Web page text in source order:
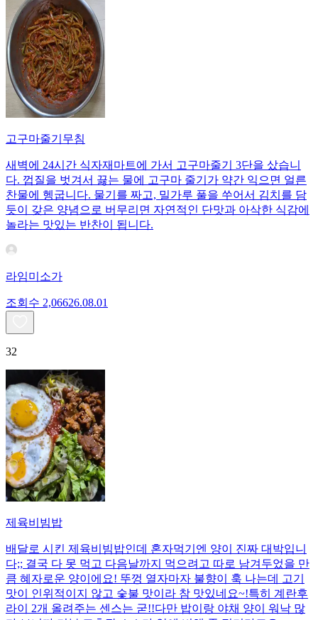
고구마줄기무침
새벽에 24시간 식자재마트에 가서 고구마줄기 3단을 샀습니
다. 껍질을 벗겨서 끓는 물에 고구마 줄기가 약간 익으면 얼른
찬물에 헹굽니다. 물기를 짜고, 밀가루 풀을 쑤어서 김치를 담
듯이 갖은 양념으로 버무리면 자연적인 단맛과 아삭한 식감에
놀라는 맛있는 반찬이 됩니다.
라임미소가
조회수 2,06626.08.01
32
제육비빔밥
배달로 시킨 제육비빔밥인데 혼자먹기엔 양이 진짜 대박입니
다;; 결국 다 못 먹고 다음날까지 먹으려고 따로 남겨두었을 만
큼 혜자로운 양이에요! 뚜껑 열자마자 불향이 훅 나는데 고기
맛이 인위적이지 않고 숯불 맛이라 참 맛있네요~!특히 계란후
라이 2개 올려주는 센스는 굳!! ​다만 밥이랑 야채 양이 워낙 많